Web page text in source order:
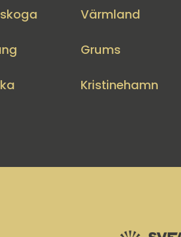
Värmland
Grums
Kristinehamn